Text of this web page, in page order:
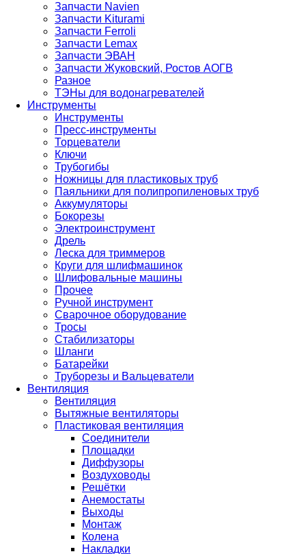
Запчасти Navien
Запчасти Kiturami
Запчасти Ferroli
Запчасти Lemax
Запчасти ЭВАН
Запчасти Жуковский, Ростов АОГВ
Разное
ТЭНы для водонагревателей
Инструменты
Инструменты
Пресс-инструменты
Торцеватели
Ключи
Трубогибы
Ножницы для пластиковых труб
Паяльники для полипропиленовых труб
Аккумуляторы
Бокорезы
Электроинструмент
Дрель
Леска для триммеров
Круги для шлифмашинок
Шлифовальные машины
Прочее
Ручной инструмент
Сварочное оборудование
Тросы
Стабилизаторы
Шланги
Батарейки
Труборезы и Вальцеватели
Вентиляция
Вентиляция
Вытяжные вентиляторы
Пластиковая вентиляция
Соединители
Площадки
Диффузоры
Воздуховоды
Решётки
Анемостаты
Выходы
Монтаж
Колена
Накладки